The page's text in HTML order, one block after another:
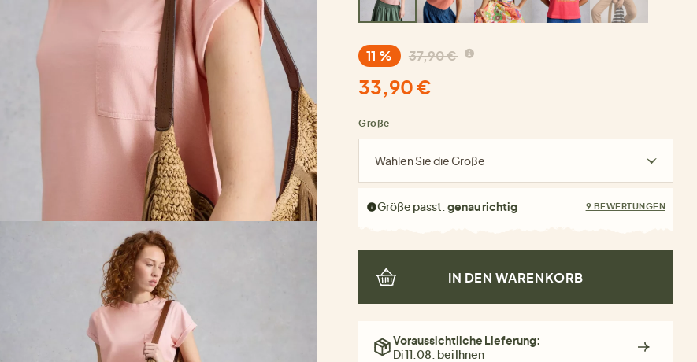
11 % 37,90 €
33,90 €
Größe
Wählen Sie die Größe
Größe passt:genau richtig 9 BEWERTUNGEN
IN DEN WARENKORB
Voraussichtliche Lieferung:
Di 11.08. bei Ihnen